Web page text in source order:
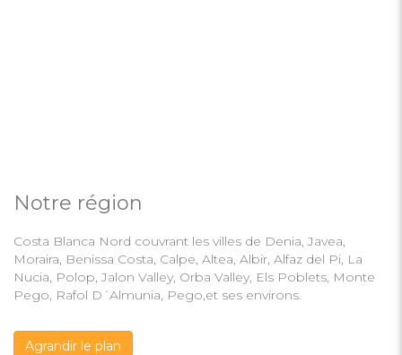
Notre région
Costa Blanca Nord couvrant les villes de Denia, Javea,
Moraira, Benissa Costa, Calpe, Altea, Albir, Alfaz del Pi, La
Nucia, Polop, Jalon Valley, Orba Valley, Els Poblets, Monte
Pego, Rafol D´Almunia, Pego,et ses environs.
Agrandir le plan